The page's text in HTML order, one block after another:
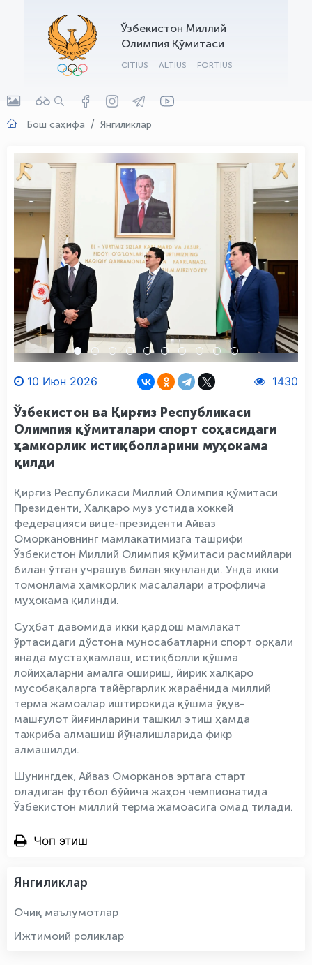
Ўзбекистон Миллий
Олимпия Қўмитаси
CITIUS ALTIUS FORTIUS
Бош саҳифа Янгиликлар
10 Июн 2026 1430
Ўзбекистон ва Қирғиз Республикаси
Олимпия қўмиталари спорт соҳасидаги
ҳамкорлик истиқболларини муҳокама
қилди
Қирғиз Республикаси Миллий Олимпия қўмитаси
Президенти, Халқаро муз устида хоккей
федерацияси вице-президенти Айваз
Оморкановнинг мамлакатимизга ташрифи
Ўзбекистон Миллий Олимпия қўмитаси расмийлари
билан ўтган учрашув билан якунланди. Унда икки
томонлама ҳамкорлик масалалари атрофлича
муҳокама қилинди.
Суҳбат давомида икки қардош мамлакат
ўртасидаги дўстона муносабатларни спорт орқали
янада мустаҳкамлаш, истиқболли қўшма
лойиҳаларни амалга ошириш, йирик халқаро
мусобақаларга тайёргарлик жараёнида миллий
терма жамоалар иштирокида қўшма ўқув-
машғулот йиғинларини ташкил этиш ҳамда
тажриба алмашиш йўналишларида фикр
алмашилди.
Шунингдек, Айваз Оморканов эртага старт
оладиган футбол бўйича жаҳон чемпионатида
Ўзбекистон миллий терма жамоасига омад тилади.
Чоп этиш
Янгиликлар
Очиқ маълумотлар
Ижтимоий роликлар
OLYMPCHIK AI - yordamchi
Онлайн · olympic.uz